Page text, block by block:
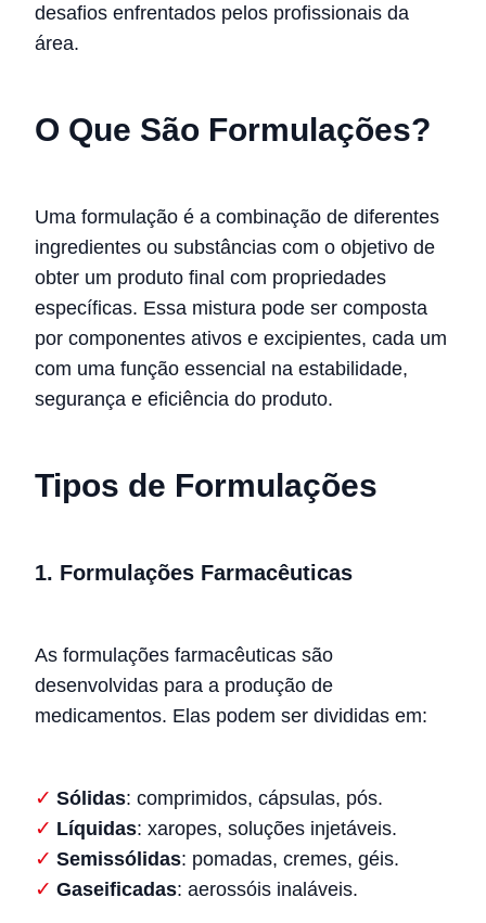
desafios enfrentados pelos profissionais da
área.
O Que São Formulações?
Uma formulação é a combinação de diferentes
ingredientes ou substâncias com o objetivo de
obter um produto final com propriedades
específicas. Essa mistura pode ser composta
por componentes ativos e excipientes, cada um
com uma função essencial na estabilidade,
segurança e eficiência do produto.
Tipos de Formulações
1. Formulações Farmacêuticas
As formulações farmacêuticas são
desenvolvidas para a produção de
medicamentos. Elas podem ser divididas em:
Sólidas: comprimidos, cápsulas, pós.
Líquidas: xaropes, soluções injetáveis.
Semissólidas: pomadas, cremes, géis.
Gaseificadas: aerossóis inaláveis.